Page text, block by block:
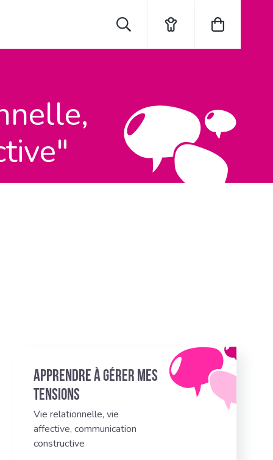
Rechercher
Mon
Mon
Apprendre à gérer mes
tensions
Vie relationnelle, vie
affective, communication
constructive